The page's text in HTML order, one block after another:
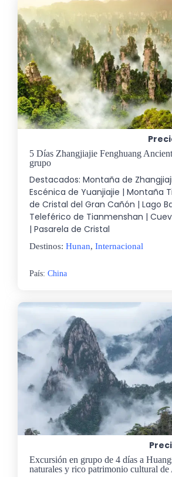
5 Días Zhangjiajie Fenghuang
grupo
Destacados: Montaña de
Escénica de Yuanjiajie | Montaña
de Cristal del Gran Cañón | Lago
Teleférico de Tianmenshan |
| Pasarela de Cristal
Destinos: Hunan, Internacional
País: China
Excursión en grupo de 4 días a
naturales y rico patrimonio cultural de